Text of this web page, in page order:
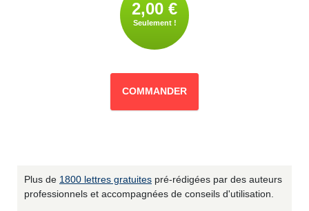
2,00 €
Seulement !
COMMANDER
Plus de 1800 lettres gratuites pré-rédigées par des auteurs
professionnels et accompagnées de conseils d'utilisation.